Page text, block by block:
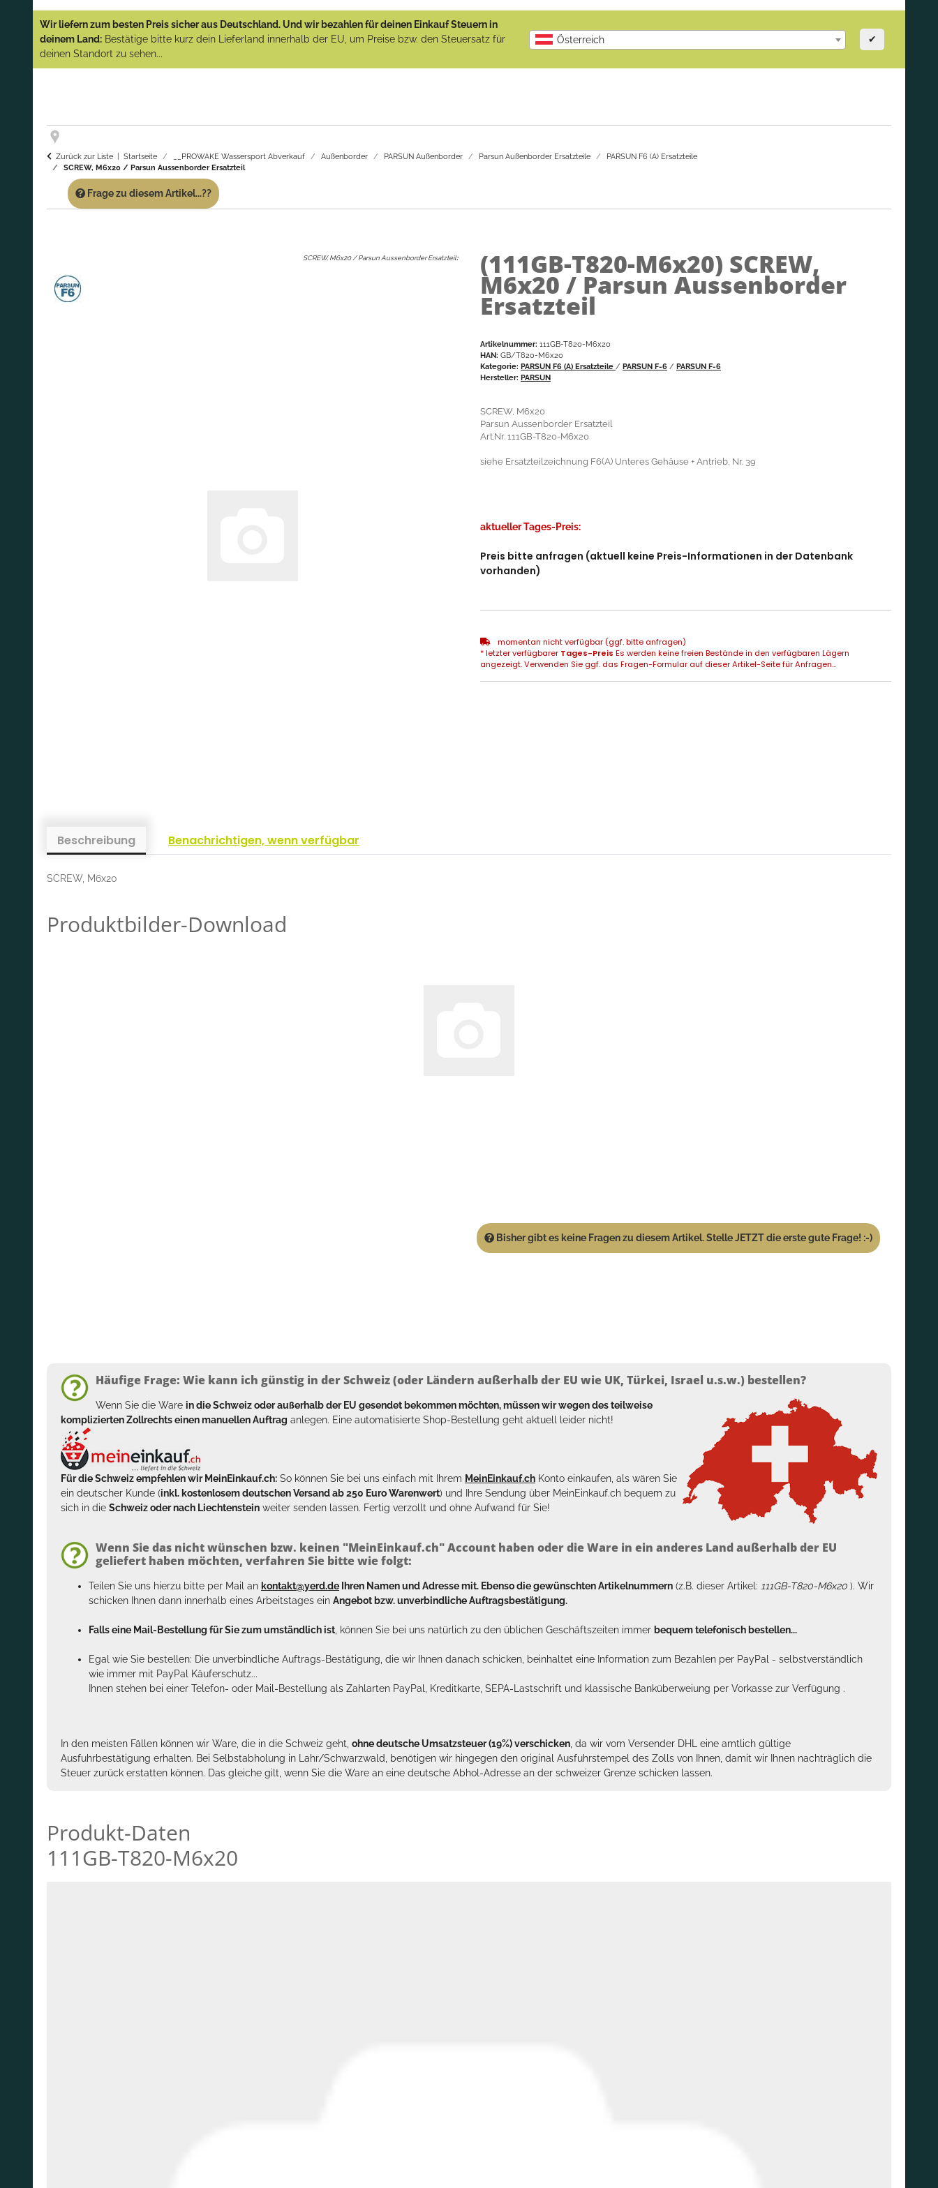
(Abverkauf)!
GARANTIE UND SERVICE:
Wir liefern zum besten Preis sicher aus Deutschland. Und wir bezahlen für deinen Einkauf Steuern in
deinem Land: Bestätige bitte kurz dein Lieferland innerhalb der EU, um Preise bzw. den Steuersatz für
deinen Standort zu sehen...
Österreich ✔
Zurück zur Liste Startseite __PROWAKE Wassersport Abverkauf Außenborder PARSUN Außenborder Parsun Außenborder Ersatzteile
PARSUN F6 (A) Ersatzteile
SCREW, M6x20 / Parsun Aussenborder Ersatzteil
Frage zu diesem Artikel...??
SCREW, M6x20 / Parsun Aussenborder Ersatzteil: (111GB-T820-M6x20) SCREW,
M6x20 / Parsun Aussenborder
Ersatzteil
Artikelnummer: 111GB-T820-M6x20
HAN: GB/T820-M6x20
Kategorie: PARSUN F6 (A) Ersatzteile / PARSUN F-6 / PARSUN F-6
Hersteller: PARSUN
SCREW, M6x20
Parsun Aussenborder Ersatzteil
Art.Nr. 111GB-T820-M6x20
siehe Ersatzteilzeichnung F6(A) Unteres Gehäuse + Antrieb, Nr. 39
aktueller Tages-Preis:
Preis bitte anfragen (aktuell keine Preis-Informationen in der Datenbank
vorhanden)
momentan nicht verfügbar (ggf. bitte anfragen)
* letzter verfügbarer Tages-Preis Es werden keine freien Bestände in den verfügbaren Lägern
angezeigt. Verwenden Sie ggf. das Fragen-Formular auf dieser Artikel-Seite für Anfragen...
Beschreibung Benachrichtigen, wenn verfügbar
SCREW, M6x20
Produktbilder-Download
Bisher gibt es keine Fragen zu diesem Artikel. Stelle JETZT die erste gute Frage! :-)
Häufige Frage: Wie kann ich günstig in der Schweiz (oder Ländern außerhalb der EU wie UK, Türkei, Israel u.s.w.) bestellen?
Wenn Sie die Ware in die Schweiz oder außerhalb der EU gesendet bekommen möchten, müssen wir wegen des teilweise
komplizierten Zollrechts einen manuellen Auftrag anlegen. Eine automatisierte Shop-Bestellung geht aktuell leider nicht!
Für die Schweiz empfehlen wir MeinEinkauf.ch: So können Sie bei uns einfach mit Ihrem MeinEinkauf.ch Konto einkaufen, als wären Sie
ein deutscher Kunde (inkl. kostenlosem deutschen Versand ab 250 Euro Warenwert) und Ihre Sendung über MeinEinkauf.ch bequem zu
sich in die Schweiz oder nach Liechtenstein weiter senden lassen. Fertig verzollt und ohne Aufwand für Sie!
Wenn Sie das nicht wünschen bzw. keinen "MeinEinkauf.ch" Account haben oder die Ware in ein anderes Land außerhalb der EU
geliefert haben möchten, verfahren Sie bitte wie folgt:
Teilen Sie uns hierzu bitte per Mail an kontakt@yerd.de Ihren Namen und Adresse mit. Ebenso die gewünschten Artikelnummern (z.B. dieser Artikel: 111GB-T820-M6x20 ). Wir
schicken Ihnen dann innerhalb eines Arbeitstages ein Angebot bzw. unverbindliche Auftragsbestätigung.
Falls eine Mail-Bestellung für Sie zum umständlich ist , können Sie bei uns natürlich zu den üblichen Geschäftszeiten immer bequem telefonisch bestellen...
Egal wie Sie bestellen: Die unverbindliche Auftrags-Bestätigung, die wir Ihnen danach schicken, beinhaltet eine Information zum Bezahlen per PayPal - selbstverständlich
wie immer mit PayPal Käuferschutz...
Ihnen stehen bei einer Telefon- oder Mail-Bestellung als Zahlarten PayPal, Kreditkarte, SEPA-Lastschrift und klassische Banküberweiung per Vorkasse zur Verfügung .
In den meisten Fällen können wir Ware, die in die Schweiz geht, ohne deutsche Umsatzsteuer (19%) verschicken , da wir vom Versender DHL eine amtlich gültige
Ausfuhrbestätigung erhalten. Bei Selbstabholung in Lahr/Schwarzwald, benötigen wir hingegen den original Ausfuhrstempel des Zolls von Ihnen, damit wir Ihnen nachträglich die
Steuer zurück erstatten können. Das gleiche gilt, wenn Sie die Ware an eine deutsche Abhol-Adresse an der schweizer Grenze schicken lassen.
Produkt-Daten
111GB-T820-M6x20